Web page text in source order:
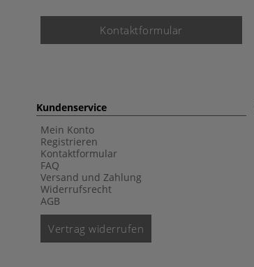
Kontaktformular
Kundenservice
Mein Konto
Registrieren
Kontaktformular
FAQ
Versand und Zahlung
Widerrufsrecht
AGB
Vertrag widerrufen